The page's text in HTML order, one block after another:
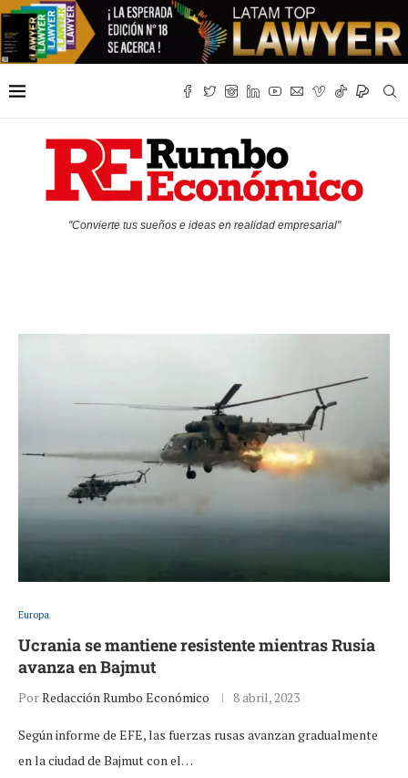
"Convierte tus sueños e ideas en realidad empresarial"
Europa
Ucrania se mantiene resistente mientras Rusia
avanza en Bajmut
PorRedacción Rumbo Económico 8 abril, 2023
Según informe de EFE, las fuerzas rusas avanzan gradualmente
en la ciudad de Bajmut con el…